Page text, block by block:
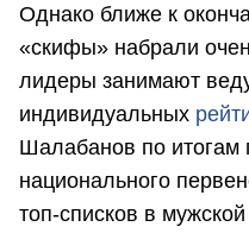
Однако ближе к
«скифы» набрали
лидеры занимают
индивидуальных
Шалабанов по итогам
национального
топ-списков в